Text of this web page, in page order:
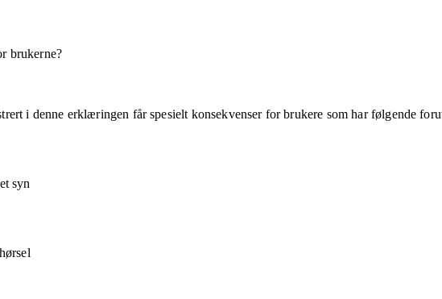
brukerne?
i denne erklæringen får spesielt konsekvenser for brukere som har følgende
syn